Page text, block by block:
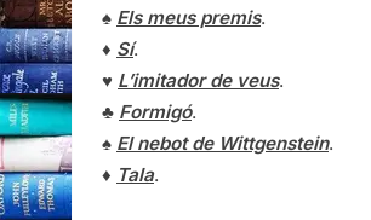
♠ Els meus premis.
♦ Sí.
♥ L’imitador de veus.
♣ Formigó.
♠ El nebot de Wittgenstein.
♦ Tala.